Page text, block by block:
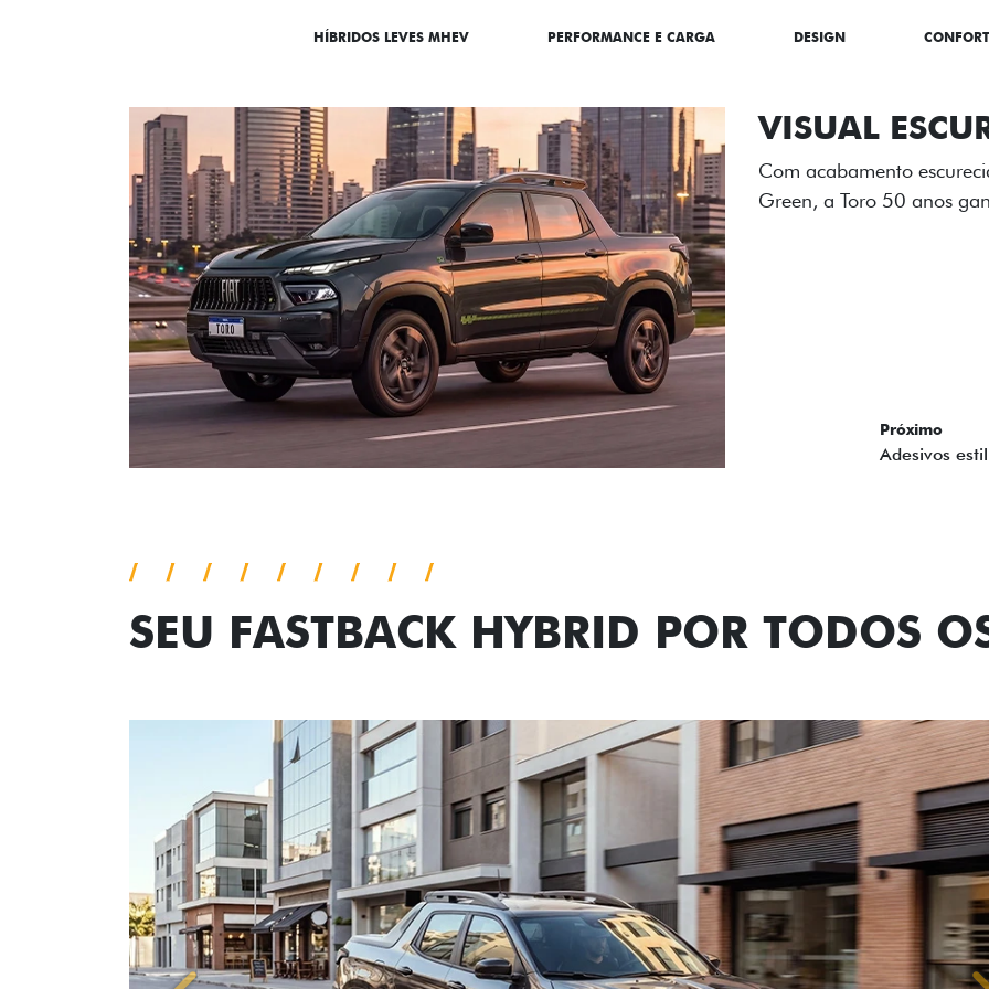
HÍBRIDOS LEVES MHEV PERFORMANCE E CARGA DESIGN
ADESIVOS
Os adesivos aplicados no
única dessa edição para
SEU FASTBACK HYBRID POR TODOS